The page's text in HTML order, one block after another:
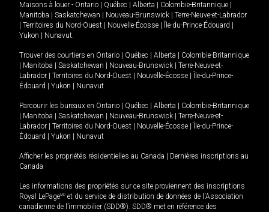
Maisons à louer - Ontario Québec Alberta Colombie-Britannique
Manitoba
Saskatchewan Nouveau-Brunswick
Terre-Neuve-et-Labrador
Territoires du Nord-Ouest Nouvelle-Écosse Île-du-Prince-Édouard
Yukon
Nunavut.
Trouver des courtiers en Ontario Québec Alberta
Colombie-Britannique
Manitoba Saskatchewan Nouveau-Brunswick
Terre-Neuve-et-
Labrador
Territoires du Nord-Ouest Nouvelle-Écosse
Île-du-Prince-
Édouard
Yukon Nunavut
Parcourir les bureaux en Ontario Québec Alberta
Colombie-Britannique
Manitoba Saskatchewan Nouveau-Brunswick
Terre-Neuve-et-
Labrador
Territoires du Nord-Ouest Nouvelle-Écosse
Île-du-Prince-
Édouard
Yukon Nunavut
Afficher les propriétés résidentielles au Canada
Dernières inscriptions au
Canada
Les informations des propriétés sur ce site proviennent des inscriptions
Royal LePageMD et du service de distribution de données de l'Association
canadienne de l’immobilier (SDD®). SDD® met en référence des